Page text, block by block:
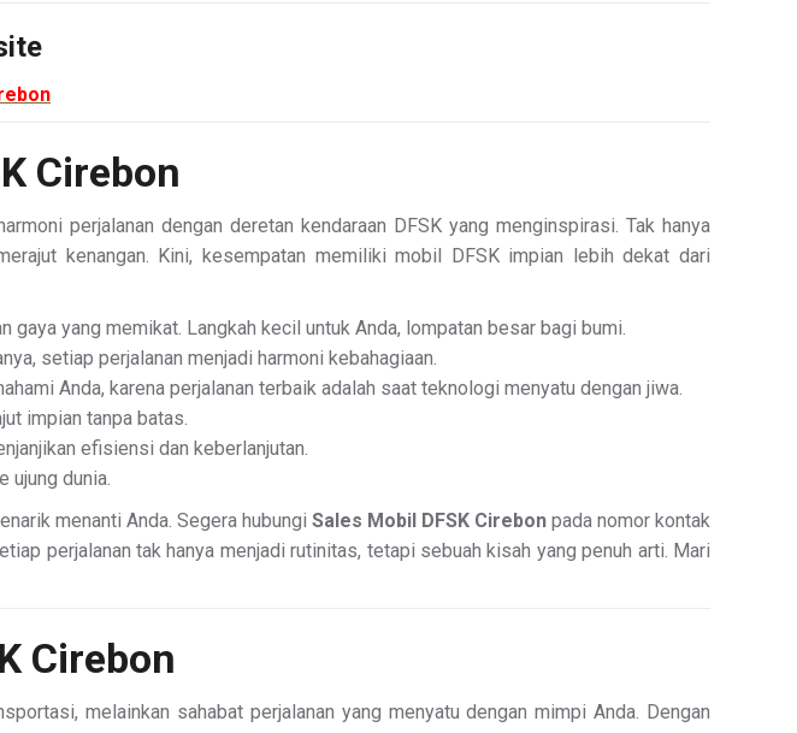
Cirebon
perjalanan dengan deretan kendaraan DFSK yang menginspirasi. Tak hanya
kenangan. Kini, kesempatan memiliki mobil DFSK impian lebih dekat dari
yang memikat. Langkah kecil untuk Anda, lompatan besar bagi bumi.
setiap perjalanan menjadi harmoni kebahagiaan.
Anda, karena perjalanan terbaik adalah saat teknologi menyatu dengan jiwa.
impian tanpa batas.
efisiensi dan keberlanjutan.
ujung dunia.
menanti Anda. Segera hubungi Sales Mobil DFSK Cirebon pada nomor kontak
perjalanan tak hanya menjadi rutinitas, tetapi sebuah kisah yang penuh arti. Mari
Cirebon
melainkan sahabat perjalanan yang menyatu dengan mimpi Anda. Dengan